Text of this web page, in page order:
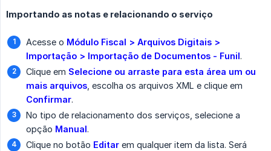
Importando as notas e relacionando o serviço
Acesse o Módulo Fiscal > Arquivos Digitais >
Importação > Importação de Documentos - Funil.
Clique em Selecione ou arraste para esta área um ou
mais arquivos , escolha os arquivos XML e clique em
Confirmar.
No tipo de relacionamento dos serviços, selecione a
opção Manual.
Clique no botão Editar em qualquer item da lista. Será